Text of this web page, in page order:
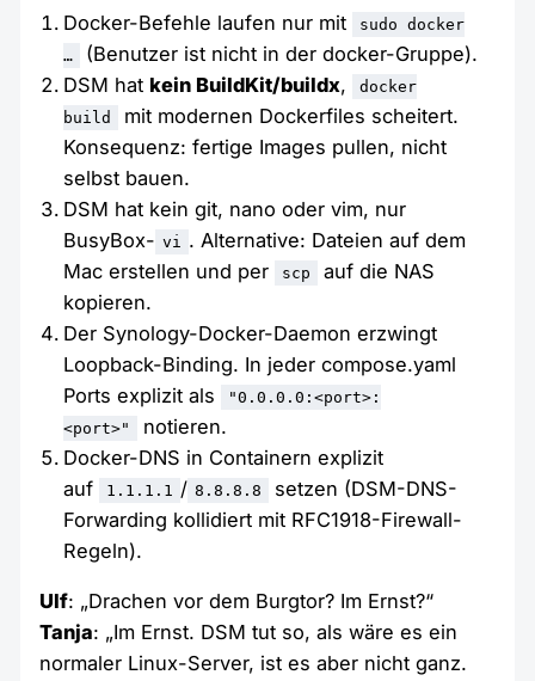
Docker-Befehle laufen nur mit
sudo docker
…
(Benutzer ist nicht in der docker-Gruppe).
DSM hat kein BuildKit/buildx,
docker
build
mit modernen Dockerfiles scheitert.
Konsequenz: fertige Images pullen, nicht
selbst bauen.
DSM hat kein git, nano oder vim, nur
BusyBox- vi . Alternative: Dateien auf dem
Mac erstellen und per
scp
auf die NAS
kopieren.
Der Synology-Docker-Daemon erzwingt
Loopback-Binding. In jeder compose.yaml
Ports explizit als
"0.0.0.0:<port>:
<port>"
notieren.
Docker-DNS in Containern explizit
auf
1.1.1.1 / 8.8.8.8
setzen (DSM-DNS-
Forwarding kollidiert mit RFC1918-Firewall-
Regeln).
Ulf: „Drachen vor dem Burgtor? Im Ernst?“
Tanja: „Im Ernst. DSM tut so, als wäre es ein
normaler Linux-Server, ist es aber nicht ganz.